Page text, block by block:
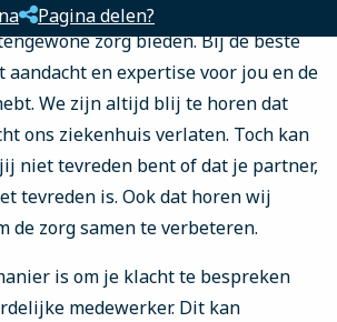
Pagina delen?
zorg bieden. Bij de beste
en expertise voor jou en de
We zijn altijd blij te horen dat
ons ziekenhuis verlaten. Toch kan
niet tevreden bent of dat je partner,
tevreden is. Ook dat horen wij
de zorg samen te verbeteren.
is om je klacht te bespreken
medewerker. Dit kan